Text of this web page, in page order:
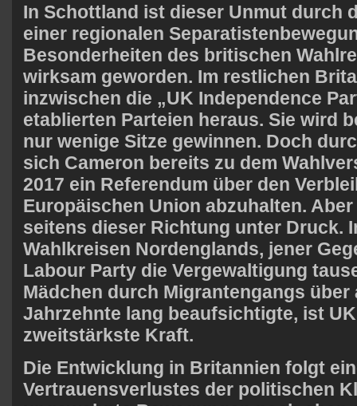
In Schottland ist dieser Unmut durch
einer regionalen
Besonderheiten des britischen
wirksam geworden. Im restlichen
inzwischen die „UK Independence
etablierten Parteien heraus. Sie wird
nur wenige Sitze gewinnen. Doch
sich Cameron bereits zu dem
2017 ein Referendum über den
Europäischen Union abzuhalten.
seitens dieser Richtung unter Druck.
Wahlkreisen Nordenglands, jener
Labour Party die Vergewaltigung
Mädchen durch Migrantengangs über
Jahrzehnte lang beaufsichtigte, ist
zweitstärkste Kraft.
Die Entwicklung in Britannien folgt
Vertrauensverlustes der politischen